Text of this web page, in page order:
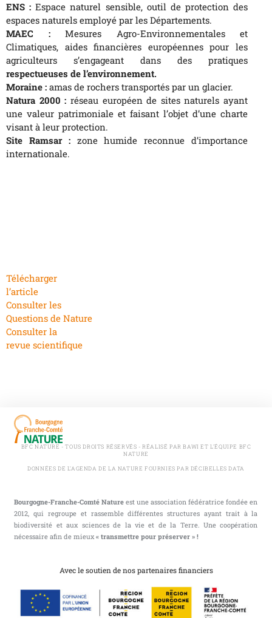
ENS : Espace naturel sensible, outil de protection des
espaces naturels employé par les Départements.
MAEC :Mesures Agro-Environnementales et
Climatiques, aides financières européennes pour les
agriculteurs s’engageant dans des pratiques
respectueuses de l’environnement.
Moraine : amas de rochers transportés par un glacier.
Natura 2000 : réseau européen de sites naturels ayant
une valeur patrimoniale et faisant l’objet d’une charte
visant à leur protection.
Site Ramsar :zone humide reconnue d’importance
internationale.
Télécharger
l’article
Consulter les
Questions de Nature
Consulter la
revue scientifique
BFC NATURE - TOUS DROITS RÉSERVÉS - RÉALISÉ PAR BAWI ET L'ÉQUIPE BFC
NATURE
DONNÉES DE L'AGENDA DE LA NATURE FOURNIES PAR DÉCIBELLES DATA
Bourgogne-Franche-Comté Nature est une association fédératrice fondée en
2012, qui regroupe et rassemble différentes structures ayant trait à la
biodiversité et aux sciences de la vie et de la Terre. Une coopération
nécessaire afin de mieux« transmettre pour préserver » !
Avec le soutien de nos partenaires financiers